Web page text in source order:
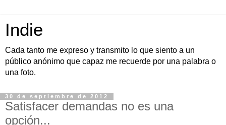
Indie
Cada tanto me expreso y transmito lo que siento a un
público anónimo que capaz me recuerde por una palabra o
una foto.
30 de septiembre de 2012
Satisfacer demandas no es una
opción...